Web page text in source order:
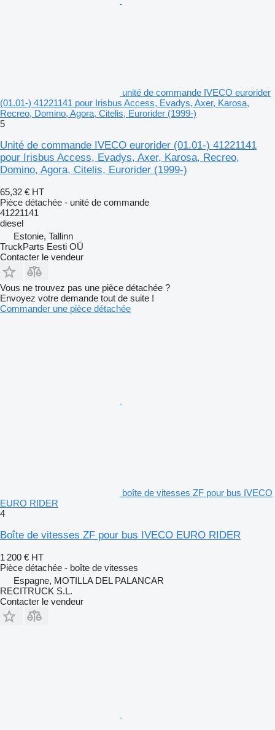
unité de commande IVECO eurorider
(01.01-) 41221141 pour Irisbus Access, Evadys, Axer, Karosa,
Recreo, Domino, Agora, Citelis, Eurorider (1999-)
5
Unité de commande IVECO eurorider (01.01-) 41221141
pour Irisbus Access, Evadys, Axer, Karosa, Recreo,
Domino, Agora, Citelis, Eurorider (1999-)
65,32 € HT
Pièce détachée - unité de commande
41221141
diesel
Estonie, Tallinn
TruckParts Eesti OÜ
Contacter le vendeur
Vous ne trouvez pas une pièce détachée ?
Envoyez votre demande tout de suite !
Commander une pièce détachée
boîte de vitesses ZF pour bus IVECO
EURO RIDER
4
Boîte de vitesses ZF pour bus IVECO EURO RIDER
1 200 € HT
Pièce détachée - boîte de vitesses
Espagne, MOTILLA DEL PALANCAR
RECITRUCK S.L.
Contacter le vendeur